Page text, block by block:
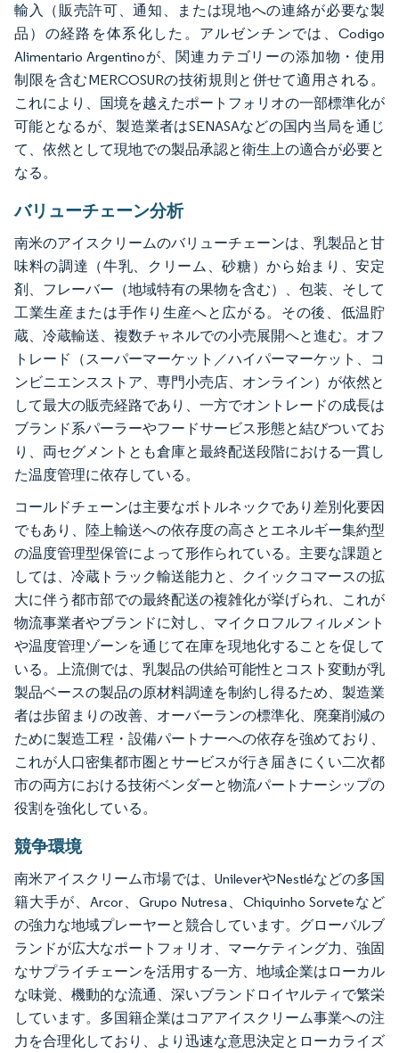
輸入（販売許可、通知、または現地への連絡が必要な製
品）の経路を体系化した。アルゼンチンでは、Codigo
Alimentario Argentinoが、関連カテゴリーの添加物・使用
制限を含むMERCOSURの技術規則と併せて適用される。
これにより、国境を越えたポートフォリオの一部標準化が
可能となるが、製造業者はSENASAなどの国内当局を通じ
て、依然として現地での製品承認と衛生上の適合が必要と
なる。
バリューチェーン分析
南米のアイスクリームのバリューチェーンは、乳製品と甘
味料の調達（牛乳、クリーム、砂糖）から始まり、安定
剤、フレーバー（地域特有の果物を含む）、包装、そして
工業生産または手作り生産へと広がる。その後、低温貯
蔵、冷蔵輸送、複数チャネルでの小売展開へと進む。オフ
トレード（スーパーマーケット／ハイパーマーケット、コ
ンビニエンスストア、専門小売店、オンライン）が依然と
して最大の販売経路であり、一方でオントレードの成長は
ブランド系パーラーやフードサービス形態と結びついてお
り、両セグメントとも倉庫と最終配送段階における一貫し
た温度管理に依存している。
コールドチェーンは主要なボトルネックであり差別化要因
でもあり、陸上輸送への依存度の高さとエネルギー集約型
の温度管理型保管によって形作られている。主要な課題と
しては、冷蔵トラック輸送能力と、クイックコマースの拡
大に伴う都市部での最終配送の複雑化が挙げられ、これが
物流事業者やブランドに対し、マイクロフルフィルメント
や温度管理ゾーンを通じて在庫を現地化することを促して
いる。上流側では、乳製品の供給可能性とコスト変動が乳
製品ベースの製品の原材料調達を制約し得るため、製造業
者は歩留まりの改善、オーバーランの標準化、廃棄削減の
ために製造工程・設備パートナーへの依存を強めており、
これが人口密集都市圏とサービスが行き届きにくい二次都
市の両方における技術ベンダーと物流パートナーシップの
役割を強化している。
競争環境
南米アイスクリーム市場では、UnileverやNestléなどの多国
籍大手が、Arcor、Grupo Nutresa、Chiquinho Sorveteなど
の強力な地域プレーヤーと競合しています。グローバルブ
ランドが広大なポートフォリオ、マーケティング力、強固
なサプライチェーンを活用する一方、地域企業はローカル
な味覚、機動的な流通、深いブランドロイヤルティで繁栄
しています。多国籍企業はコアアイスクリーム事業への注
力を合理化しており、より迅速な意思決定とローカライズ